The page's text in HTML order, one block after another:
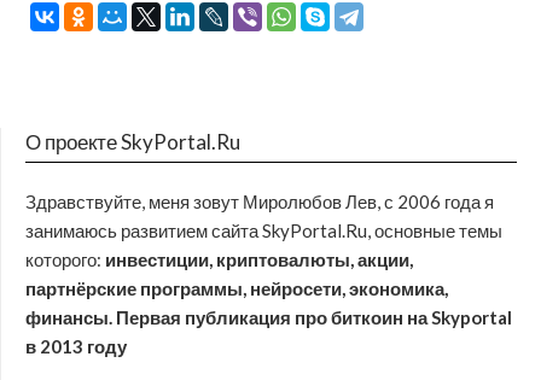
О проекте SkyPortal.Ru
Здравствуйте, меня зовут Миролюбов Лев, с 2006 года я
занимаюсь развитием сайта SkyPortal.Ru, основные темы
которого: инвестиции, криптовалюты, акции,
партнёрские программы, нейросети, экономика,
финансы. Первая публикация про биткоин на Skyportal
в 2013 году